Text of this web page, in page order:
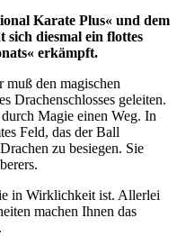
Karate Plus« und dem
diesmal ein flottes
erkämpft.
den magischen
Drachenschlosses geleiten.
Magie einen Weg. In
Feld, das der Ball
zu besiegen. Sie
in Wirklichkeit ist. Allerlei
machen Ihnen das